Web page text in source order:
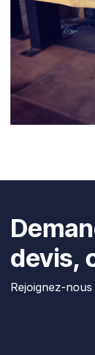
devis,
Rejoignez-